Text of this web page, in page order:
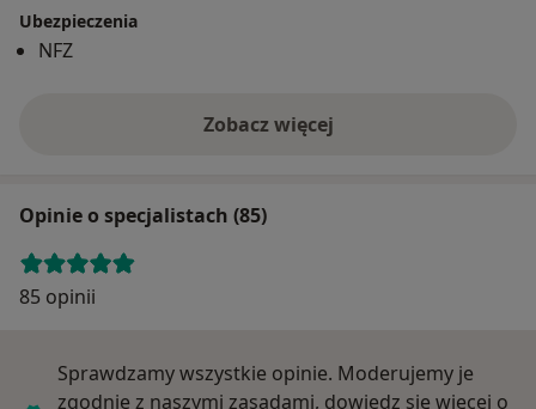
Ubezpieczenia
NFZ
Zobacz więcej
Opinie o specjalistach (85)
85 opinii
Sprawdzamy wszystkie opinie. Moderujemy je
zgodnie z naszymi zasadami, dowiedz się więcej o